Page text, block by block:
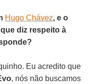
Hugo Chávez, e o
diz respeito à
Eu acredito que
, nós não buscamos